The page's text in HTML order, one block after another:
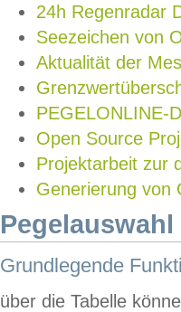
24h Regenradar
Seezeichen von
Aktualität der
PEGELONLINE-
Open Source
Projektarbeit zur
Generierung von
Grundlegende
über die Tabelle